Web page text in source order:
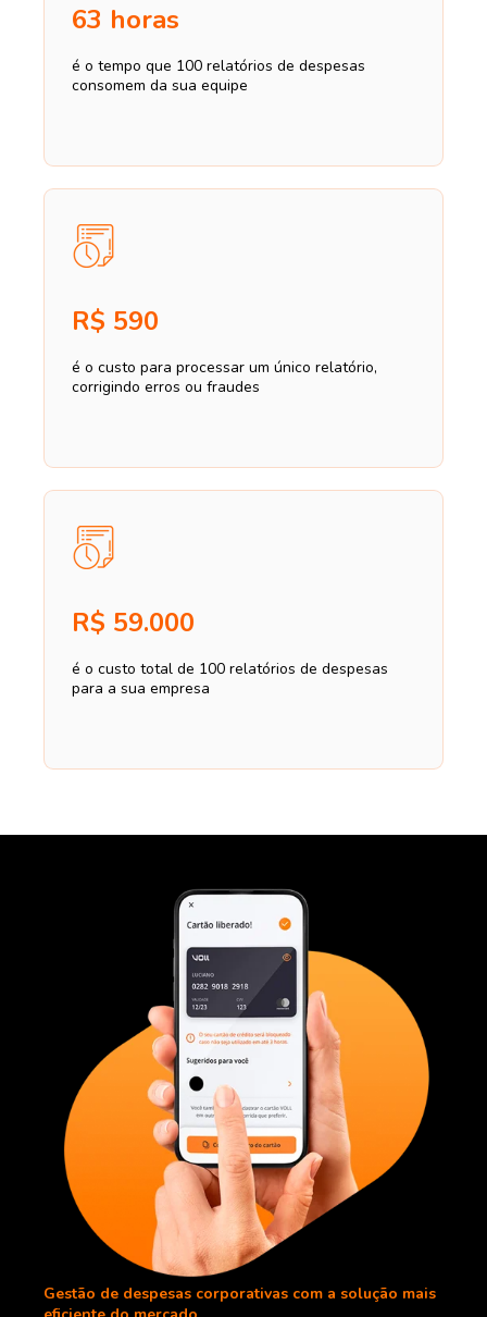
63 horas
é o tempo que 100 relatórios de despesas
consomem da sua equipe
R$ 590
é o custo para processar um único relatório,
corrigindo erros ou fraudes
R$ 59.000
é o custo total de 100 relatórios de despesas
para a sua empresa
Gestão de despesas corporativas com a solução mais